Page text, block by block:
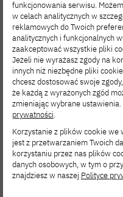
zapobiegania
etycznym, a także
na celu
badań naukowych
pracowników
Podstawowym
wniosków
pod kątem
etycznymi. Komisja
funkcjonowania serwisu.
w celach analitycznych w
reklamowych do Twoich
analitycznych i funkcjonalnych
zaakceptować wszystkie pliki
Jeżeli nie wyrażasz zgody na
innych niż niezbędne pliki
chcesz dostosować swoje
że każdą z wyrażonych zgód
zmieniając wybrane
prywatności.
Korzystanie z plików cookie we
jest z przetwarzaniem Twoich
korzystaniu przez nas plików
danych osobowych, w tym o
znajdziesz w naszej Polityce